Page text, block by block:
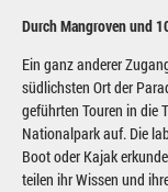
Durch Mangroven und
Ein ganz anderer
südlichsten Ort der
geführten Touren in die
Nationalpark auf. Die
Boot oder Kajak
teilen ihr Wissen und